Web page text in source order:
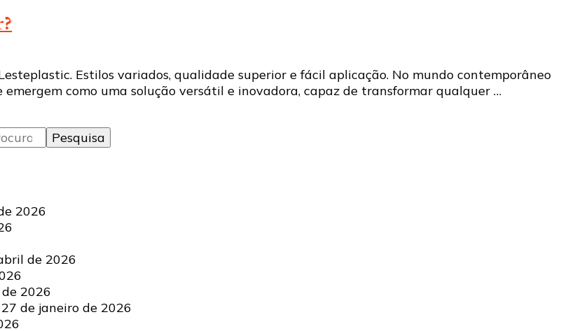
Estilos variados, qualidade superior e fácil aplicação. No mundo contemporâneo
como uma solução versátil e inovadora, capaz de transformar qualquer …
2026
de 2026
2026
27 de janeiro de 2026